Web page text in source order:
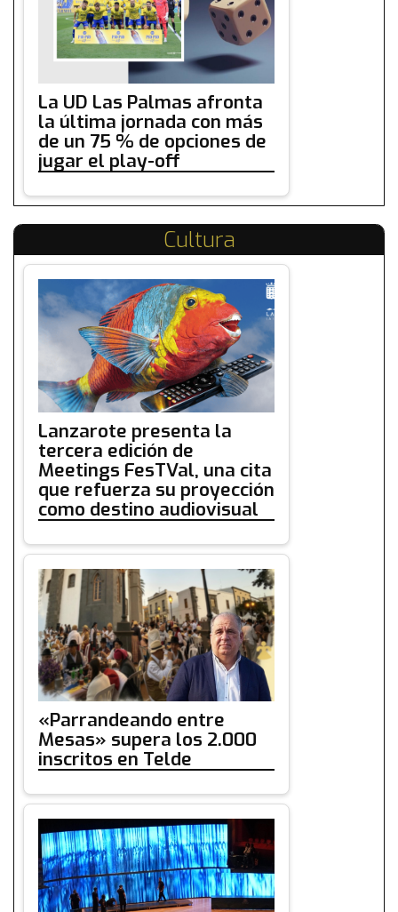
La UD Las Palmas afronta
la última jornada con más
de un 75 % de opciones de
jugar el play-off
Cultura
Lanzarote presenta la
tercera edición de
Meetings FesTVal, una cita
que refuerza su proyección
como destino audiovisual
«Parrandeando entre
Mesas» supera los 2.000
inscritos en Telde